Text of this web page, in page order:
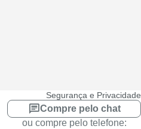
Segurança e Privacidade
Compre pelo chat
ou compre pelo telefone: